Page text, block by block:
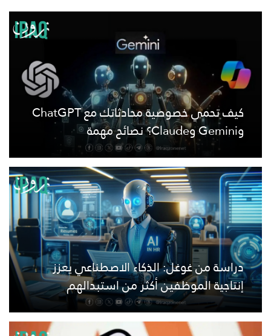
كيف تحمي خصوصية محادثاتك مع ChatGPT
وGemini وClaude؟ نصائح مهمة
دراسة من غوغل: الذكاء الاصطناعي يعزز
إنتاجية الموظفين أكثر من استبدالهم